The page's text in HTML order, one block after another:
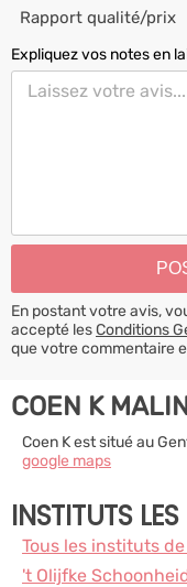
Rapport qualité/prix
Expliquez vos notes en
En postant votre avis,
accepté lesConditions
que votre commentaire
COEN K
Coen K est situé au
google maps
INSTITUTS
Tous les instituts
't Olijfke